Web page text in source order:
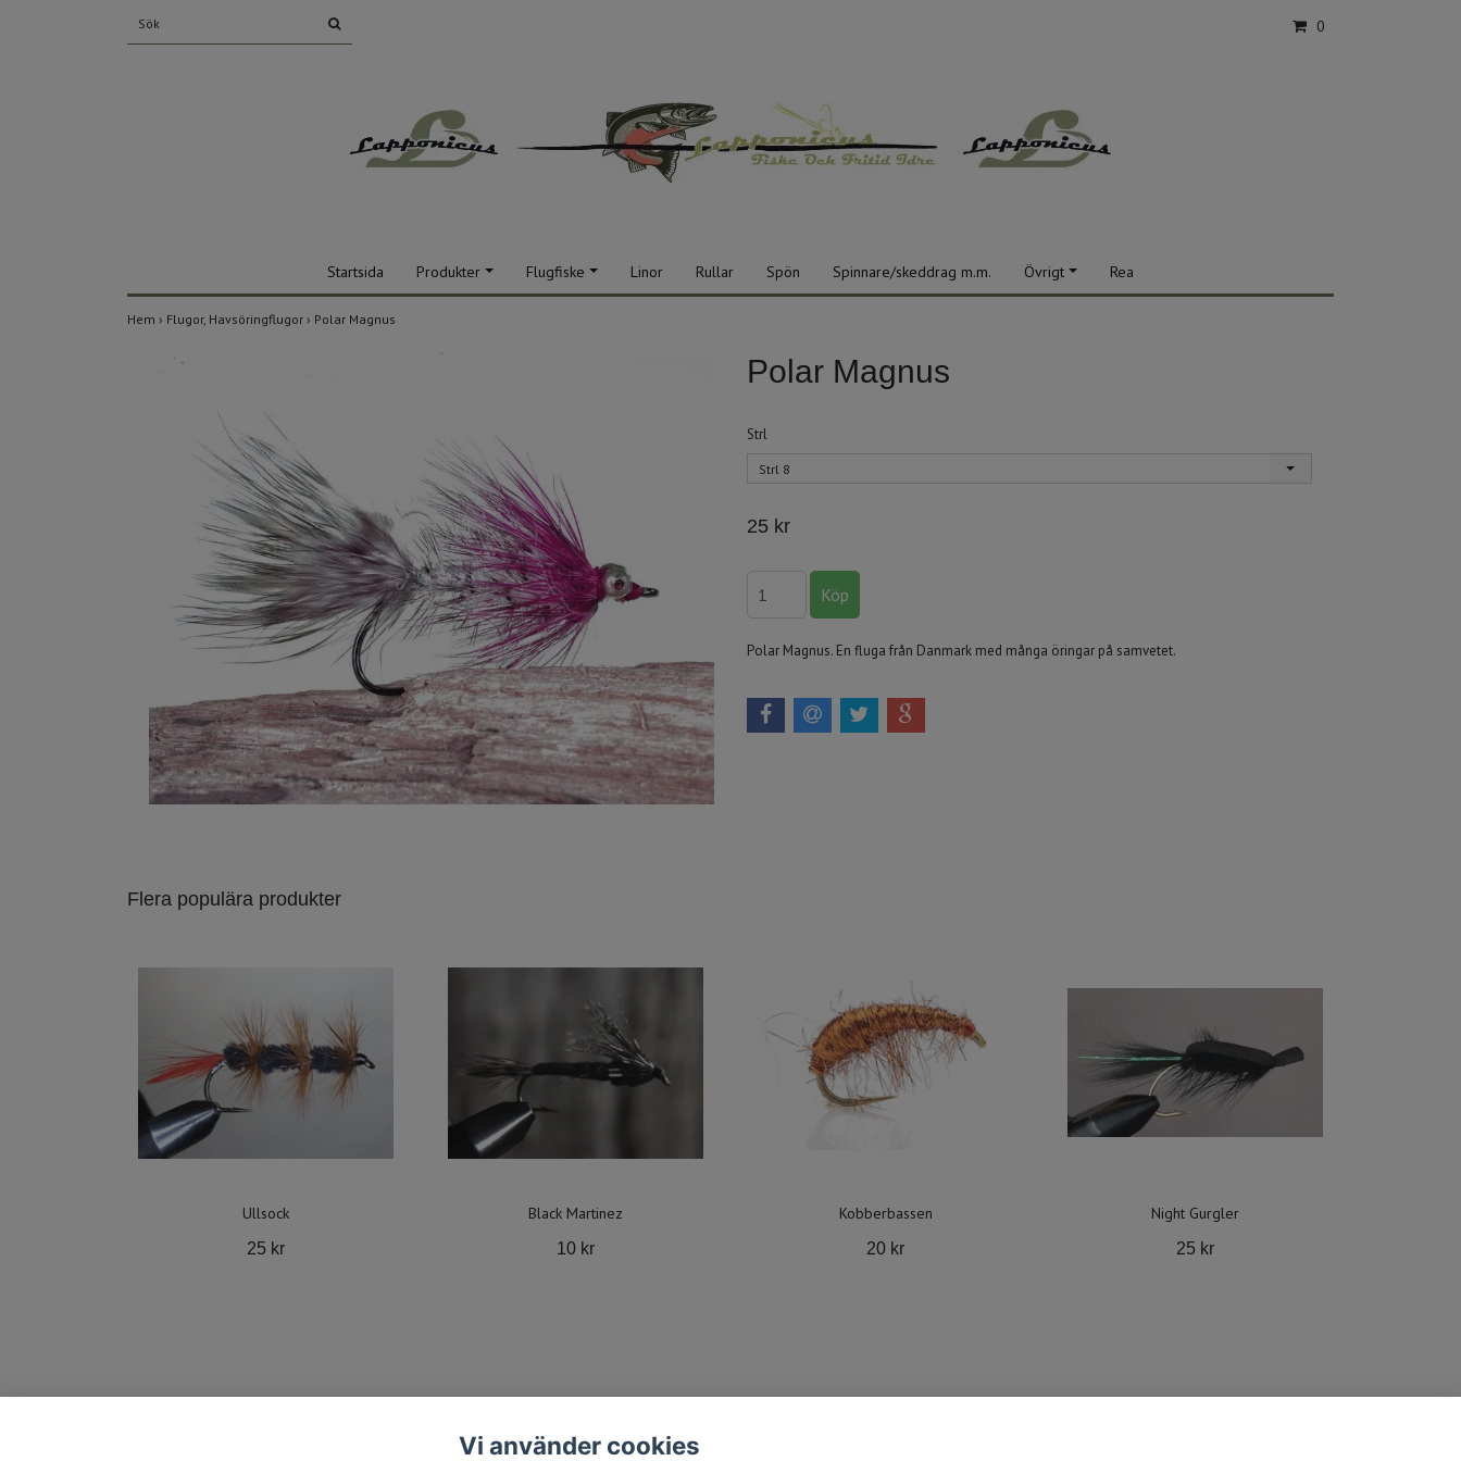
0
Startsida Produkter Flugfiske Linor Rullar Spön Spinnare/skeddrag m.m. Övrigt Rea
Hem › Flugor, Havsöringflugor › Polar Magnus
Polar Magnus
Strl
Strl 8
25 kr
Polar Magnus. En fluga från Danmark med många öringar på samvetet.
Flera populära produkter
Ullsock
25 kr
Black Martinez
10 kr
Kobberbassen
20 kr
Night Gurgler
25 kr
Kontakt
Vi använder cookies